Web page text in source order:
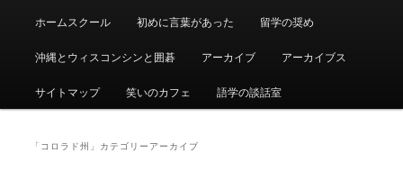
ホームスクール 初めに言葉があった 留学の奨め
沖縄とウィスコンシンと囲碁 アーカイブ アーカイブス
サイトマップ 笑いのカフェ 語学の談話室
「 コロラド州 」カテゴリーアーカイブ